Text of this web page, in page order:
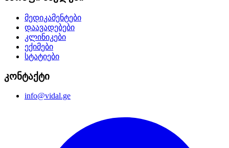
მედიკამენტები
დაავადებები
კლინიკები
ექიმები
სტატიები
კონტაქტი
info@vidal.ge